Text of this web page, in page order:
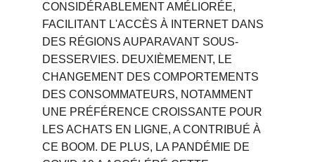
CONSIDÉRABLEMENT AMÉLIORÉE,
FACILITANT L'ACCÈS À INTERNET DANS
DES RÉGIONS AUPARAVANT SOUS-
DESSERVIES. DEUXIÈMEMENT, LE
CHANGEMENT DES COMPORTEMENTS
DES CONSOMMATEURS, NOTAMMENT
UNE PRÉFÉRENCE CROISSANTE POUR
LES ACHATS EN LIGNE, A CONTRIBUÉ À
CE BOOM. DE PLUS, LA PANDÉMIE DE